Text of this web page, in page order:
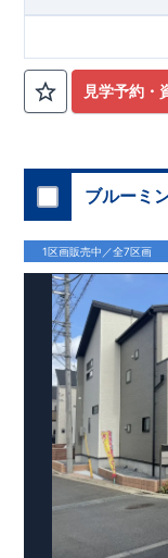
見学予約・
ブルーミ
1区画販売中／全7区画